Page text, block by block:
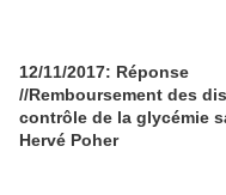
12/11/2017: Réponse
//Remboursement des
contrôle de la glycémie
Hervé Poher